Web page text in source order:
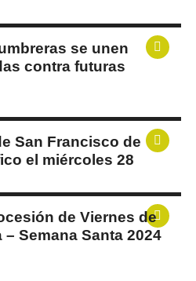
se unen
contra futuras
San Francisco de
el miércoles 28
de Viernes de
Semana Santa 2024